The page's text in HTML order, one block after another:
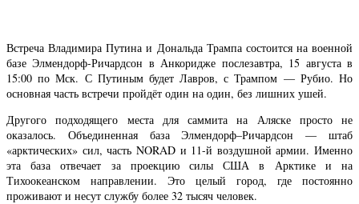
Встреча Владимира Путина и Дональда Трампа состоится на военной
базе Элмендорф-Ричардсон в Анкоридже послезавтра, 15 августа в
15:00 по Мск. С Путиным будет Лавров, с Трампом — Рубио. Но
основная часть встречи пройдёт один на один, без лишних ушей.
Другого подходящего места для саммита на Аляске просто не
оказалось. Объединенная база Элмендорф–Ричардсон — штаб
«арктических» сил, часть NORAD и 11-й воздушной армии. Именно
эта база отвечает за проекцию силы США в Арктике и на
Тихоокеанском направлении. Это целый город, где постоянно
проживают и несут службу более 32 тысяч человек.